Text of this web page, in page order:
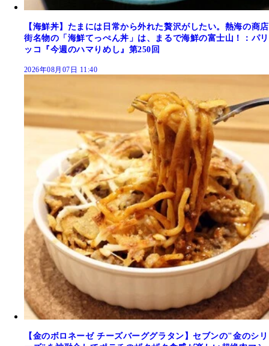
【海鮮丼】たまには日常から外れた贅沢がしたい。熱海の商店
街名物の「海鮮てっぺん丼」は、まるで海鮮の富士山！：パリ
ッコ『今週のハマりめし』第250回
2026年08月07日 11:40
【金のボロネーゼ チーズバーググラタン】セブンの"金のシリ